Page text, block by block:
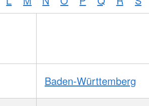
Baden-Württemberg